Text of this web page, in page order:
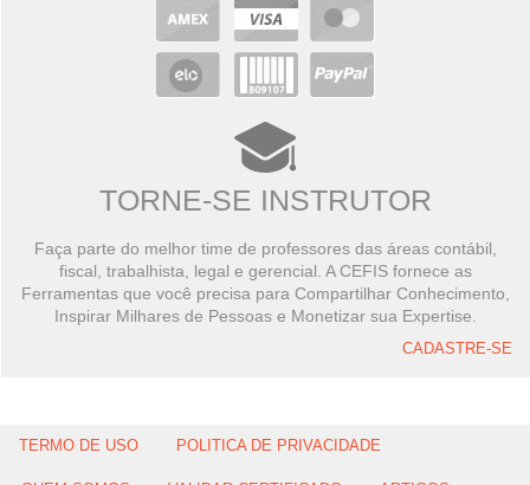
TORNE-SE INSTRUTOR
Faça parte do melhor time de professores das áreas contábil,
fiscal, trabalhista, legal e gerencial. A CEFIS fornece as
Ferramentas que você precisa para Compartilhar Conhecimento,
Inspirar Milhares de Pessoas e Monetizar sua Expertise.
CADASTRE-SE
TERMO DE USO POLITICA DE PRIVACIDADE